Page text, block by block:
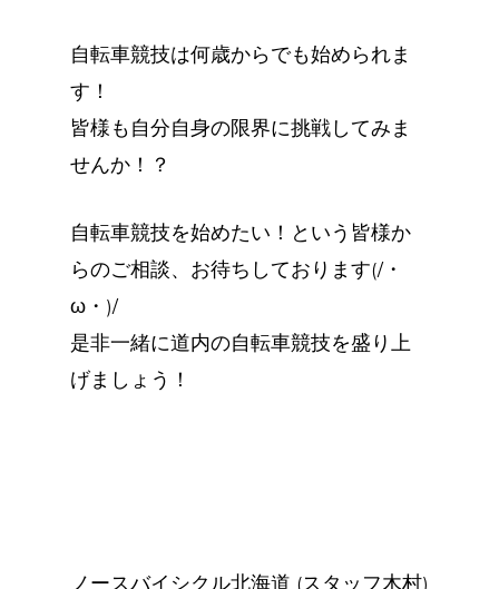
自転車競技は何歳からでも始められま
す！
皆様も自分自身の限界に挑戦してみま
せんか！？
自転車競技を始めたい！という皆様か
らのご相談、お待ちしております(/・
ω・)/
是非一緒に道内の自転車競技を盛り上
げましょう！
ノースバイシクル北海道 (スタッフ木村)